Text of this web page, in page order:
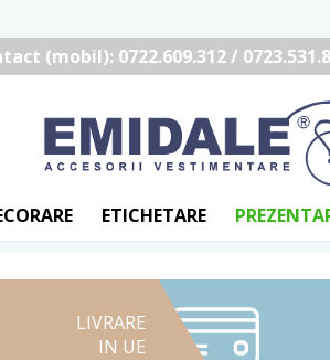
(mobil): 0722.609.312 /
ETICHETARE
LIVRARE
IN UE